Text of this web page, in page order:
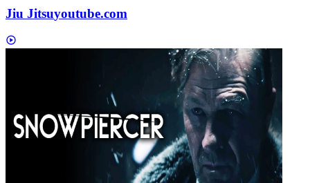
Jiu Jitsuyoutube.com